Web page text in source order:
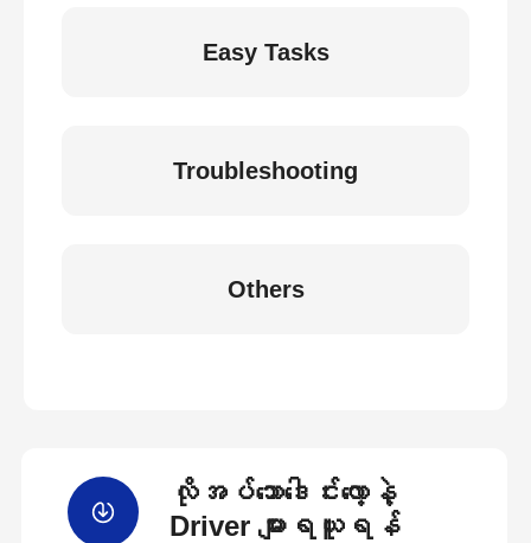
Easy Tasks
Troubleshooting
Others
လိုအပ်သောဒေါင်းလော့နဲ့
Driver များရယူရန်